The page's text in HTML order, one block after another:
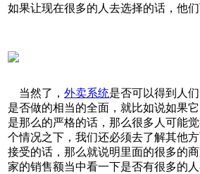
如果让现在很多的人去选择的话，他
当然了， 外卖系统是否可以得到人
是否做的相当的全面，就比如说如果
是那么的严格的话，那么很多人可能
个情况之下，我们还必须去了解其他
接受的话，那么就说明里面的很多的
家的销售额当中看一下是否有很多的